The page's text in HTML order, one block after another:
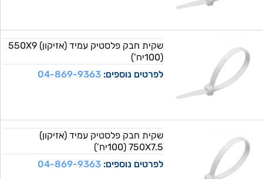
שקית חבק פלסטיק עמיד (אזיקון) 550X9
(100יח’)
לפרטים נוספים:04-869-9363
שקית חבק פלסטיק עמיד (אזיקון)
750X7.5 (100יח’)
לפרטים נוספים:04-869-9363